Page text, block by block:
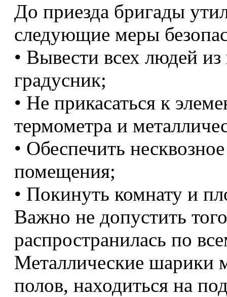
До приезда бригады
следующие меры
• Вывести всех людей
градусник;
• Не прикасаться к
термометра и
• Обеспечить
помещения;
• Покинуть комнату и
Важно не допустить
распространилась по
Металлические шарики
полов, находиться на